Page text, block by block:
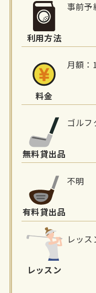
報 利用方法
事前予
料金
月額：
無料貸出品
ゴルフ
有料貸出品
不明
レッスン
レッス